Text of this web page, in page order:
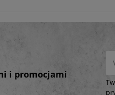
i promocjami